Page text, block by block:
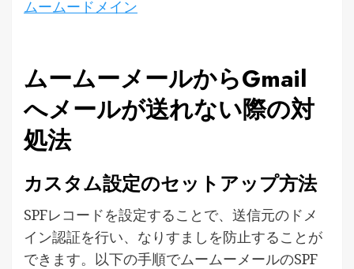
ムームードメイン
ムームーメールからGmail
へメールが送れない際の対
処法
カスタム設定のセットアップ方法
SPFレコードを設定することで、送信元のドメ
イン認証を行い、なりすましを防止することが
できます。以下の手順でムームーメールのSPF